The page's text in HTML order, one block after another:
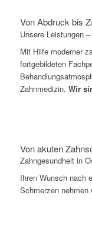
Von Abdruck bis
Unsere Leistungen
Mit Hilfe moderner
fortgebildeten
Zahnmedizin. Wir
Von akuten
Zahngesundheit in
Ihren Wunsch nach
Schmerzen nehmen